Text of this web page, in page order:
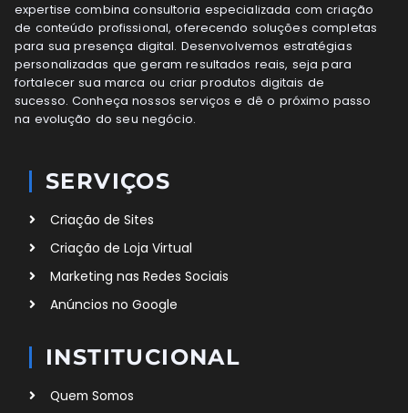
expertise combina consultoria especializada com criação
de conteúdo profissional, oferecendo soluções completas
para sua presença digital. Desenvolvemos estratégias
personalizadas que geram resultados reais, seja para
fortalecer sua marca ou criar produtos digitais de
sucesso. Conheça nossos serviços e dê o próximo passo
na evolução do seu negócio.
SERVIÇOS
Criação de Sites
Criação de Loja Virtual
Marketing nas Redes Sociais
Anúncios no Google
INSTITUCIONAL
Quem Somos